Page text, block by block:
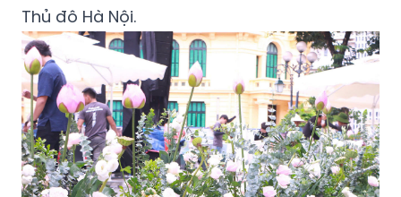
Thủ đô Hà Nội.